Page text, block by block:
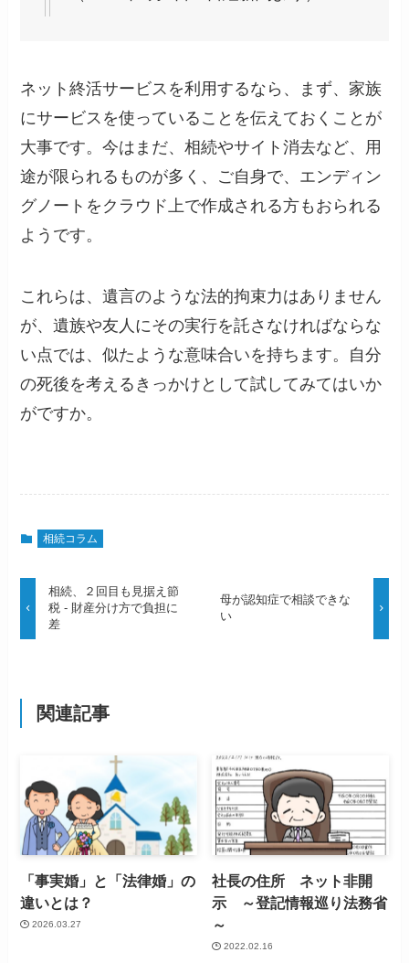
ネット終活サービスを利用するなら、まず、家族
にサービスを使っていることを伝えておくことが
大事です。今はまだ、相続やサイト消去など、用
途が限られるものが多く、ご自身で、エンディン
グノートをクラウド上で作成される方もおられる
ようです。
これらは、遺言のような法的拘束力はありません
が、遺族や友人にその実行を託さなければならな
い点では、似たような意味合いを持ちます。自分
の死後を考えるきっかけとして試してみてはいか
がですか。
相続コラム
相続、２回目も見据え節
税 - 財産分け方で負担に
差
母が認知症で相談できな
い
関連記事
「事実婚」と「法律婚」の
違いとは？
2026.03.27
社長の住所 ネット非開
示 ～登記情報巡り法務省
～
2022.02.16